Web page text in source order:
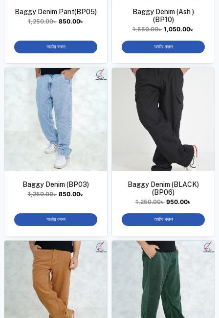
Baggy Denim Pant(BP05)
1,250.00৳ 850.00৳
অর্ডার করুন
Baggy Denim (Ash )
(BP10)
1,550.00৳ 1,050.00৳
অর্ডার করুন
Baggy Denim (BP03)
1,250.00৳ 850.00৳
অর্ডার করুন
Baggy Denim (BLACK)
(BP06)
1,250.00৳ 950.00৳
অর্ডার করুন